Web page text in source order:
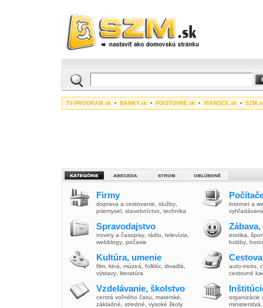
TV-PROGRAM.sk • BANKY.sk • POISTOVNE.sk • VIANOCE.sk •
Firmy
doprava a cestovanie služby
priemysel stavebníctvo technika
Spravodajstvo
noviny a časopisy rádio televízia
webblogy počasie
Kultúra, umenie
film kiná múzeá folklór, divadlá
výstavy literatúra
Vzdelávanie, školstvo
centrá voľného času materské
základné
stredné vysoké školy
internet a
erotika
hobby
auto-moto
cestovné
organizácie
ministerstvá